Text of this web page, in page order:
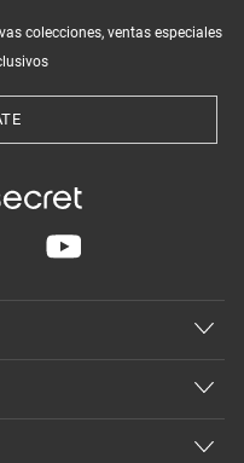
colecciones, ventas especiales